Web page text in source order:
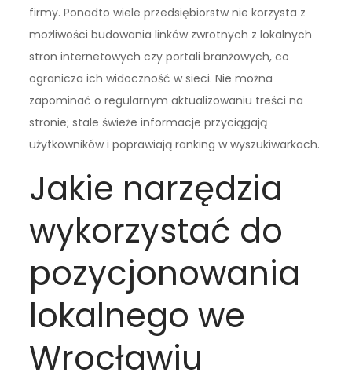
firmy. Ponadto wiele przedsiębiorstw nie korzysta z
możliwości budowania linków zwrotnych z lokalnych
stron internetowych czy portali branżowych, co
ogranicza ich widoczność w sieci. Nie można
zapominać o regularnym aktualizowaniu treści na
stronie; stale świeże informacje przyciągają
użytkowników i poprawiają ranking w wyszukiwarkach.
Jakie narzędzia
wykorzystać do
pozycjonowania
lokalnego we
Wrocławiu